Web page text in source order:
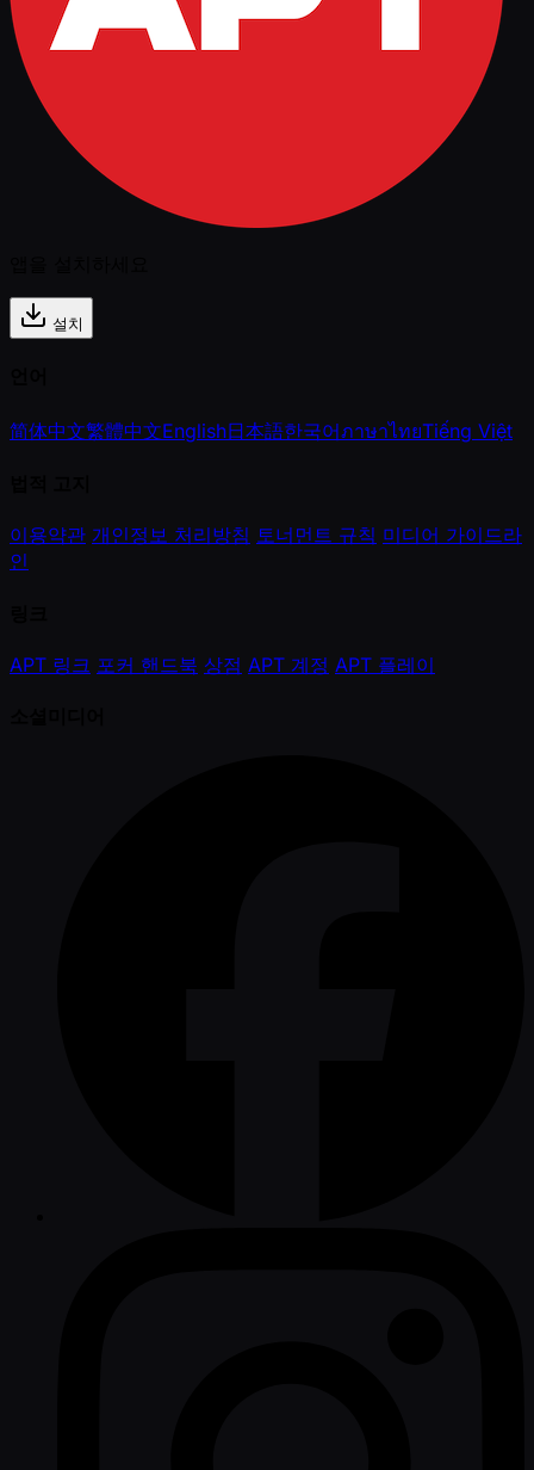
설치
简体中文繁體中文English日本語한국어ภาษาไทยTiếng Việt
이용약관 개인정보 처리방침 토너먼트 규칙 미디어 가이드라
인
APT 링크 포커 핸드북 상점 APT 계정 APT 플레이